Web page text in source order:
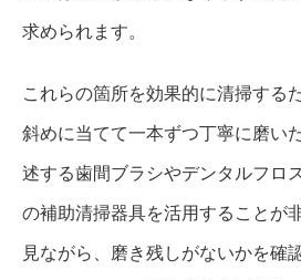
求められます。
これらの箇所を効果的に清掃する
斜めに当てて一本ずつ丁寧に磨い
述する歯間ブラシやデンタルフロ
の補助清掃器具を活用することが
見ながら、磨き残しがないかを確